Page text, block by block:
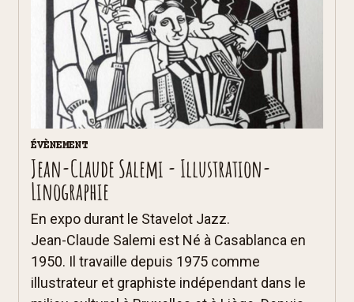
ÉVÈNEMENT
Jean-Claude Salemi - Illustration-
Linographie
En expo durant le Stavelot Jazz.
Jean-Claude Salemi est Né à Casablanca en
1950. Il travaille depuis 1975 comme
illustrateur et graphiste indépendant dans le